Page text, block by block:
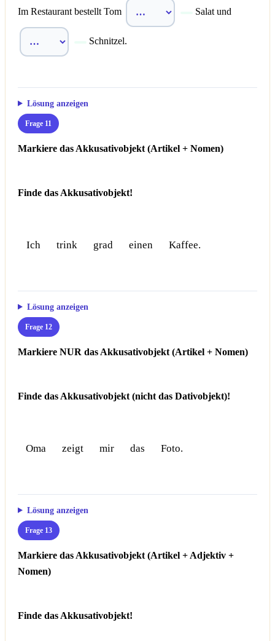
Im Restaurant bestellt Tom Salat und
Schnitzel.
Lösung anzeigen
Frage 11
Markiere das Akkusativobjekt (Artikel + Nomen)
Finde das Akkusativobjekt!
Ich trink grad einen Kaffee.
Lösung anzeigen
Frage 12
Markiere NUR das Akkusativobjekt (Artikel + Nomen)
Finde das Akkusativobjekt (nicht das Dativobjekt)!
Oma zeigt mir das Foto.
Lösung anzeigen
Frage 13
Markiere das Akkusativobjekt (Artikel + Adjektiv +
Nomen)
Finde das Akkusativobjekt!